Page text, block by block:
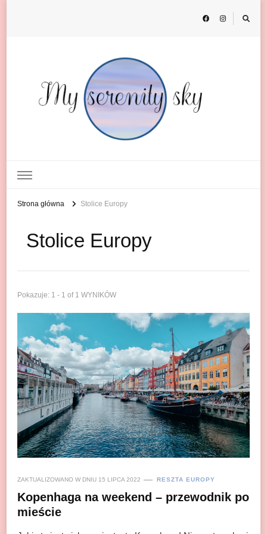
Strona główna Stolice Europy
Stolice Europy
Pokazuje: 1 - 1 of 1 WYNIKÓW
ZAKTUALIZOWANO W DNIU 15 LIPCA 2022 RESZTA EUROPY
Kopenhaga na weekend – przewodnik po
mieście